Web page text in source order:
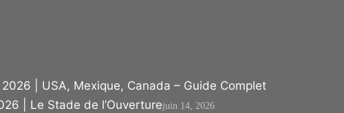
| USA, Mexique, Canada – Guide Complet
| Le Stade de l’Ouverturejuin 14, 2026